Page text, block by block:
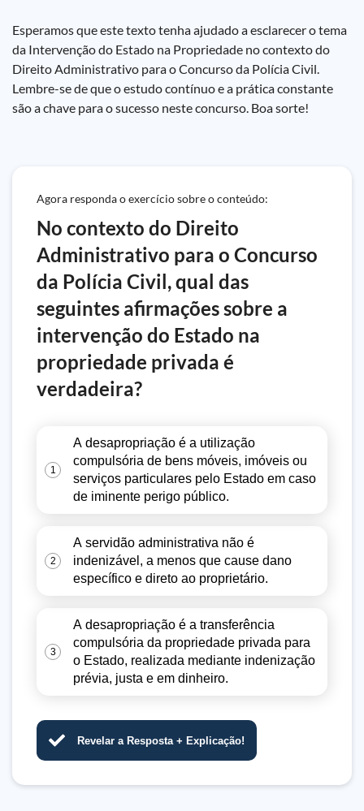
Esperamos que este texto tenha ajudado a esclarecer o tema
da Intervenção do Estado na Propriedade no contexto do
Direito Administrativo para o Concurso da Polícia Civil.
Lembre-se de que o estudo contínuo e a prática constante
são a chave para o sucesso neste concurso. Boa sorte!
Agora responda o exercício sobre o conteúdo:
No contexto do Direito
Administrativo para o Concurso
da Polícia Civil, qual das
seguintes afirmações sobre a
intervenção do Estado na
propriedade privada é
verdadeira?
1
A desapropriação é a utilização
compulsória de bens móveis, imóveis ou
serviços particulares pelo Estado em caso
de iminente perigo público.
2
A servidão administrativa não é
indenizável, a menos que cause dano
específico e direto ao proprietário.
3
A desapropriação é a transferência
compulsória da propriedade privada para
o Estado, realizada mediante indenização
prévia, justa e em dinheiro.
Revelar a Resposta + Explicação!